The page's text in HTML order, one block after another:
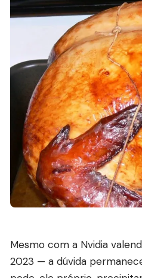
Mesmo com a Nvidia
2023 — a dúvida